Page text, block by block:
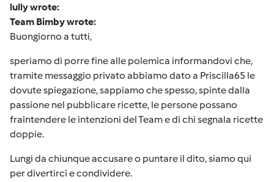
lully wrote:
Team Bimby wrote:
Buongiorno a tutti,
speriamo di porre fine alle polemica informandovi che,
tramite messaggio privato abbiamo dato a Priscilla65 le
dovute spiegazione, sappiamo che spesso, spinte dalla
passione nel pubblicare ricette, le persone possano
fraintendere le intenzioni del Team e di chi segnala ricette
doppie.
Lungi da chiunque accusare o puntare il dito, siamo qui
per divertirci e condividere.